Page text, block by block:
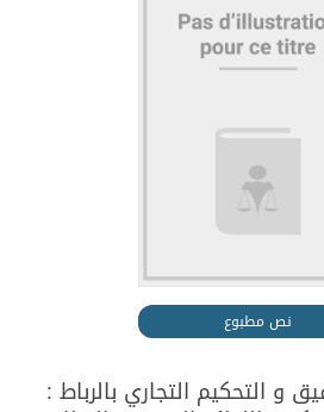
نص مطبوع
و التحكيم التجاري بالرباط :